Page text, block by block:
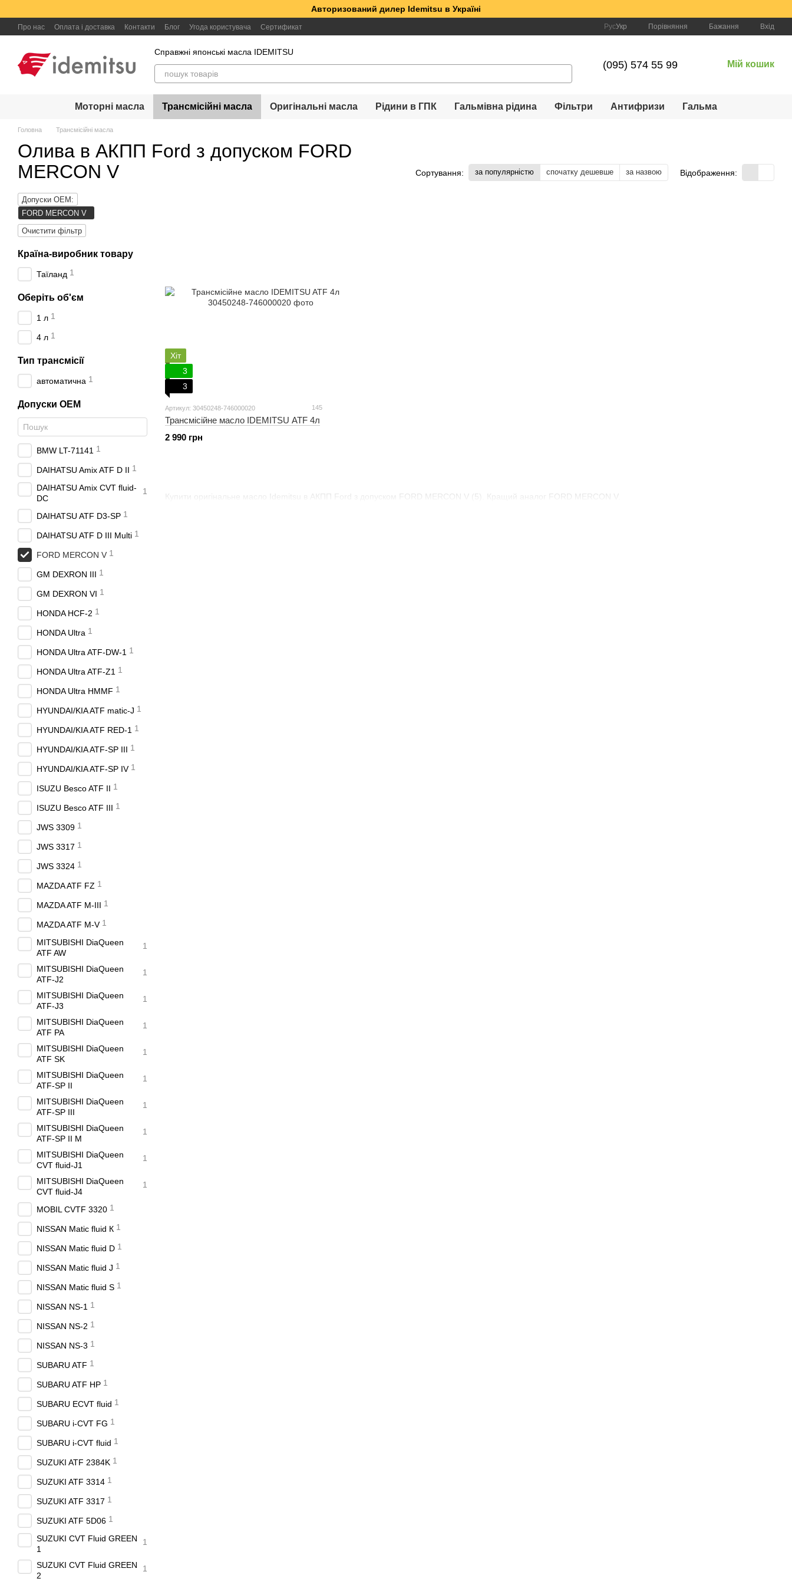
Авторизований дилер Idemitsu в Україні
Про нас Оплата і доставка Контакти Блог Угода користувача Сертификат РусУкр Порівняння Бажання Вхід
Справжні японські масла IDEMITSU
(095) 574 55 99 Мій кошик
Моторні масла Трансмісійні масла Оригінальні масла Рідини в ГПК Гальмівна рідина Фільтри Антифризи Гальма
Головна Трансмісійні масла
Олива в АКПП Ford з допуском FORD
MERCON V
Сортування: за популярністю спочатку дешевше за назвою Відображення:
Купити оригінальне масло Idemitsu в АКПП Ford з допуском FORD MERCON V (5). Кращий аналог FORD MERCON V.
Хіт
3
3
Артикул: 30450248-746000020 145
Трансмісійне масло IDEMITSU ATF 4л
2 990 грн
Допуски OEM:
FORD MERCON V
Очистити фільтр
Країна-виробник товару
Таїланд 1
Оберіть об'єм
1 л 1
4 л 1
Тип трансмісії
автоматична 1
Допуски OEM
BMW LT-71141 1
DAIHATSU Amix ATF D II 1
DAIHATSU Amix CVT fluid-
DC
1
DAIHATSU ATF D3-SP 1
DAIHATSU ATF D III Multi 1
FORD MERCON V 1
GM DEXRON III 1
GM DEXRON VI 1
HONDA HCF-2 1
HONDA Ultra 1
HONDA Ultra ATF-DW-1 1
HONDA Ultra ATF-Z1 1
HONDA Ultra HMMF 1
HYUNDAI/KIA ATF matic-J 1
HYUNDAI/KIA ATF RED-1 1
HYUNDAI/KIA ATF-SP III 1
HYUNDAI/KIA ATF-SP IV 1
ISUZU Besco ATF II 1
ISUZU Besco ATF III 1
JWS 3309 1
JWS 3317 1
JWS 3324 1
MAZDA ATF FZ 1
MAZDA ATF M-III 1
MAZDA ATF M-V 1
MITSUBISHI DiaQueen
ATF AW
1
MITSUBISHI DiaQueen
ATF-J2
1
MITSUBISHI DiaQueen
ATF-J3
1
MITSUBISHI DiaQueen
ATF PA
1
MITSUBISHI DiaQueen
ATF SK
1
MITSUBISHI DiaQueen
ATF-SP II
1
MITSUBISHI DiaQueen
ATF-SP III
1
MITSUBISHI DiaQueen
ATF-SP II M
1
MITSUBISHI DiaQueen
CVT fluid-J1
1
MITSUBISHI DiaQueen
CVT fluid-J4
1
MOBIL CVTF 3320 1
NISSAN Matic fluid К 1
NISSAN Matic fluid D 1
NISSAN Matic fluid J 1
NISSAN Matic fluid S 1
NISSAN NS-1 1
NISSAN NS-2 1
NISSAN NS-3 1
SUBARU ATF 1
SUBARU ATF HP 1
SUBARU ECVT fluid 1
SUBARU i-CVT FG 1
SUBARU i-CVT fluid 1
SUZUKI ATF 2384K 1
SUZUKI ATF 3314 1
SUZUKI ATF 3317 1
SUZUKI ATF 5D06 1
SUZUKI CVT Fluid GREEN
1
1
SUZUKI CVT Fluid GREEN
2
1